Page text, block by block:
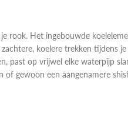
rook. Het ingebouwde
koelere trekken tijdens je
past op vrijwel elke waterpijp
gewoon een aangenamere